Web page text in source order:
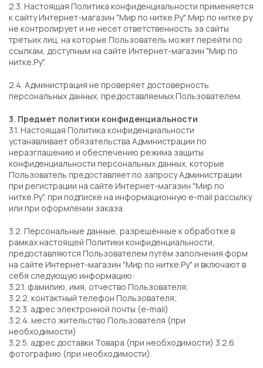
2.3. Настоящая Политика конфиденциальности применяется
к сайту Интернет-магазин "Мир по нитке.Ру". Мир по нитке.ру
не контролирует и не несет ответственность за сайты
третьих лиц, на которые Пользователь может перейти по
ссылкам, доступным на сайте Интернет-магазин "Мир по
нитке.Ру".
2.4. Администрация не проверяет достоверность
персональных данных, предоставляемых Пользователем.
3. Предмет политики конфиденциальности
3.1. Настоящая Политика конфиденциальности
устанавливает обязательства Администрации по
неразглашению и обеспечению режима защиты
конфиденциальности персональных данных, которые
Пользователь предоставляет по запросу Администрации
при регистрации на сайте Интернет-магазин "Мир по
нитке.Ру", при подписке на информационную e-mail рассылку
или при оформлении заказа.
3.2. Персональные данные, разрешённые к обработке в
рамках настоящей Политики конфиденциальности,
предоставляются Пользователем путём заполнения форм
на сайте Интернет-магазин "Мир по нитке.Ру" и включают в
себя следующую информацию:
3.2.1. фамилию, имя, отчество Пользователя;
3.2.2. контактный телефон Пользователя;
3.2.3. адрес электронной почты (e-mail)
3.2.4. место жительство Пользователя (при
необходимости)
3.2.5. адрес доставки Товара (при необходимости) 3.2.6.
фотографию (при необходимости).